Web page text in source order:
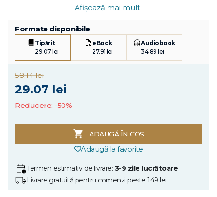
Afișează mai mult
Formate disponibile
Tipărit
29.07 lei
eBook
27.91 lei
Audiobook
34.89 lei
58.14 lei
29.07 lei
Reducere: -50%
ADAUGĂ ÎN COȘ
Adaugă la favorite
Termen estimativ de livrare: 3-9 zile lucrătoare
Livrare gratuită pentru comenzi peste 149 lei